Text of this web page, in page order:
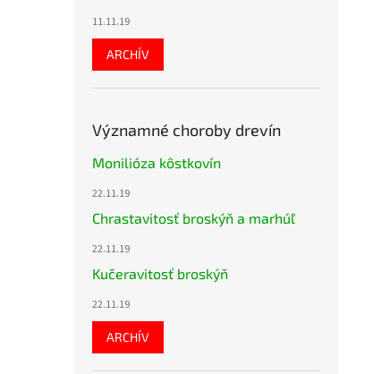
11.11.19
ARCHÍV
Významné choroby drevín
Monilióza kôstkovín
22.11.19
Chrastavitosť broskýň a marhúľ
22.11.19
Kučeravitosť broskýň
22.11.19
ARCHÍV